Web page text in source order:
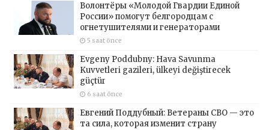
Волонтёры «Молодой Гвардии Единой
России» помогут белгородцам с
огнетушителями и генераторами
5 saat önce
Evgeny Poddubny: Hava Savunma
Kuvvetleri gazileri, ülkeyi değiştirecek
güçtür
6 saat önce
Евгений Поддубный: Ветераны СВО — это
та сила, которая изменит страну